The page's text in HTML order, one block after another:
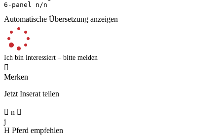
6-panel n/n
Automatische Übersetzung anzeigen
Ich bin interessiert – bitte melden

Merken
Jetzt Inserat teilen
 n 
j
H Pferd empfehlen